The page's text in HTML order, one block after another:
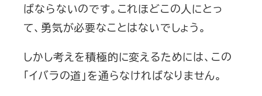
ばならないのです。これほどこの人にとっ
て、勇気が必要なことはないでしょう。
しかし考えを積極的に変えるためには、この
「イバラの道」を通らなければなりません。